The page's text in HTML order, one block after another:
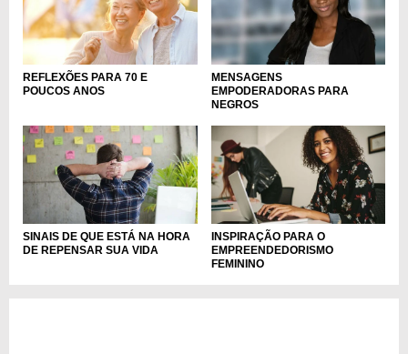
REFLEXÕES PARA 70 E
POUCOS ANOS
MENSAGENS
EMPODERADORAS PARA
NEGROS
SINAIS DE QUE ESTÁ NA HORA
DE REPENSAR SUA VIDA
INSPIRAÇÃO PARA O
EMPREENDEDORISMO
FEMININO